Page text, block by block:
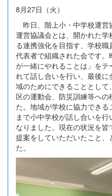
8月27日（火）
昨日、階上小・中学校運営
運営協議会とは、開かれた
る連携強化を目指す、学校
代表者で組織された会です
が一緒にやれることは」を
れて話し合いを行い、最後
域のためにできることとし
区の運動会、防災訓練等へ
た。地域が学校に協力でき
まで小中学校が話し合いを
なりました。現在の状況を
提案をしていただいたこと
た。